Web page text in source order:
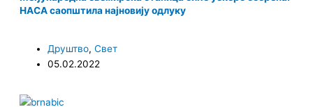
НАСА саопштила најновију одлуку
Друштво, Свет
05.02.2022